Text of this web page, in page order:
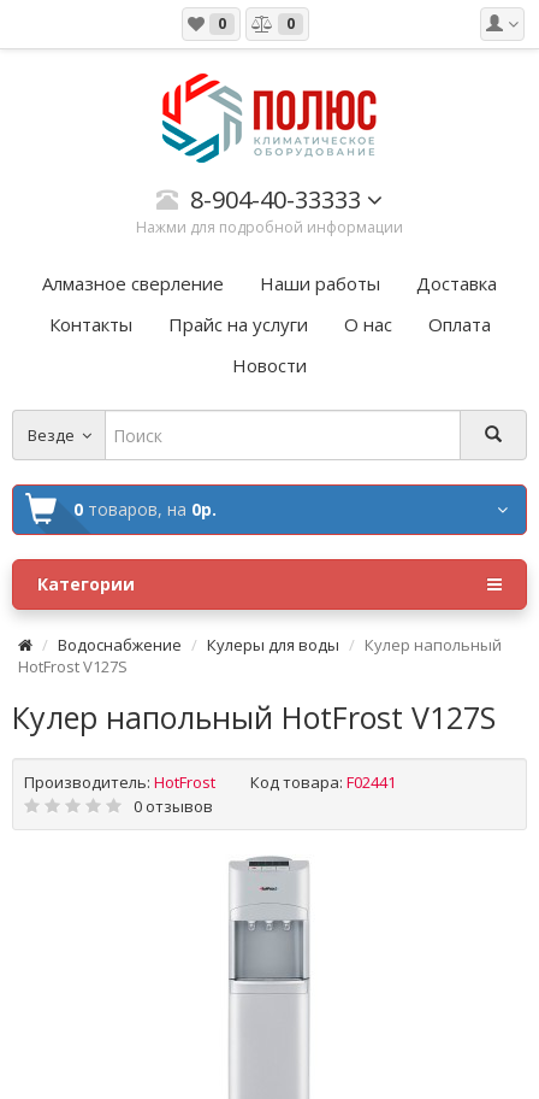
0 0
8-904-40-33333
Нажми для подробной информации
Алмазное сверление Наши работы
Доставка
Контакты
Прайс на услуги О нас
Оплата
Новости
Везде
0 товаров, на 0р.
Категории
Водоснабжение Кулеры для воды
Кулер напольный
HotFrost V127S
Кулер напольный HotFrost V127S
Производитель: HotFrost Код товара: F02441
0 отзывов